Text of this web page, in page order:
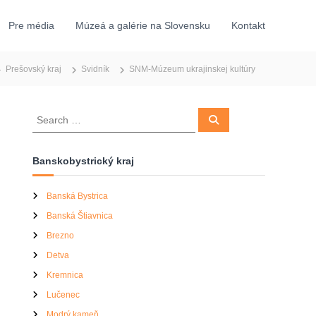
Pre média Múzeá a galérie na Slovensku Kontakt
Prešovský kraj Svidník SNM-Múzeum ukrajinskej kultúry
r
c
f
o
r
S
Banskobystrický kraj
Banská Bystrica
Banská Štiavnica
Brezno
Detva
Kremnica
Lučenec